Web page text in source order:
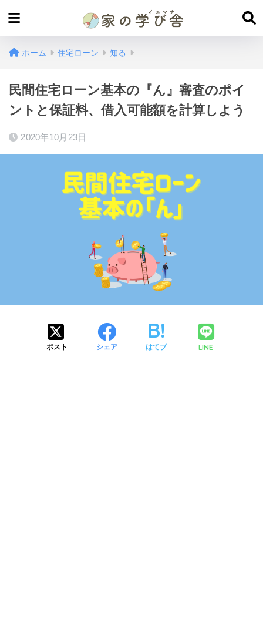
ホーム 住宅ローン 知る
民間住宅ローン基本の『ん』審査のポイ
ントと保証料、借入可能額を計算しよう
2020年10月23日
ポスト シェア はてブ LINE